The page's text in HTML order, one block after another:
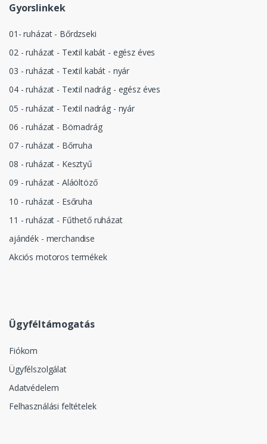
Gyorslinkek
01- ruházat - Bőrdzseki
02 - ruházat - Textil kabát - egész éves
03 - ruházat - Textil kabát - nyár
04 - ruházat - Textil nadrág - egész éves
05 - ruházat - Textil nadrág - nyár
06 - ruházat - Börnadrág
07 - ruházat - Bőrruha
08 - ruházat - Kesztyű
09 - ruházat - Aláöltöző
10 - ruházat - Esőruha
11 - ruházat - Fűthető ruházat
ajándék - merchandise
Akciós motoros termékek
Ügyféltámogatás
Fiókom
Ügyfélszolgálat
Adatvédelem
Felhasználási feltételek